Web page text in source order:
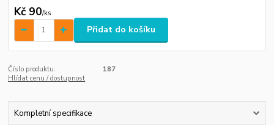
Kč 90/ks
Přidat do košíku
Číslo produktu:
187
Hlídat cenu / dostupnost
Kompletní specifikace